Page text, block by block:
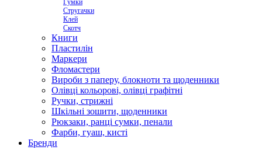
Гумки
Стругачки
Клей
Скотч
Книги
Пластилін
Маркери
Фломастери
Вироби з паперу, блокноти та щоденники
Олівці кольорові, олівці графітні
Ручки, стрижні
Шкільні зошити, щоденники
Рюкзаки, ранці сумки, пенали
Фарби, гуаш, кисті
Бренди